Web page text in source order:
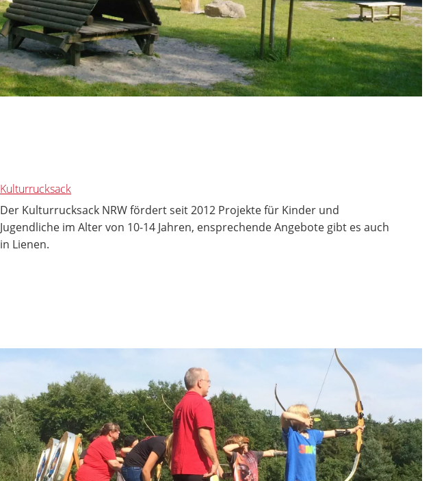
Kulturrucksack
Der Kulturrucksack NRW fördert seit 2012 Projekte für Kinder und
Jugendliche im Alter von 10-14 Jahren, ensprechende Angebote gibt es auch
in Lienen.